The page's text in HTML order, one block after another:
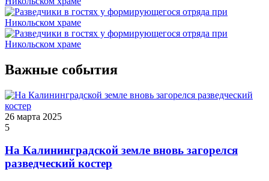
Важные события
26 марта 2025
5
На Калининградской земле вновь загорелся
разведческий костер